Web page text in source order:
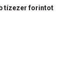
tízezer forintot